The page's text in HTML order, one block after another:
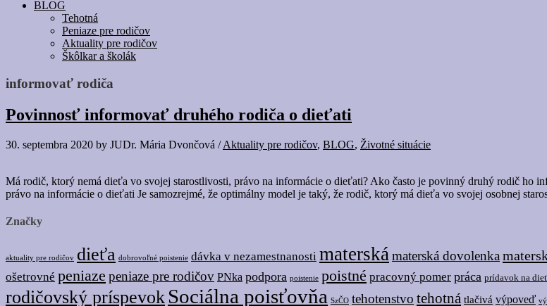
BLOG
Tehotná
Peniaze pre rodičov
Aktuality pre rodičov
Škôlkar a školák
informovať rodiča
Povinnosť informovať druhého rodiča o dieťati
30. septembra 2020 by JUDr. Mária Dvončová /Aktuality pre rodičov, BLOG, Životné situácie
Má rodič, ktorý nemá dieťa vo svojej starostlivosti, právo na informácie o dieťati? Ako často je povinný druhý rodič ho
právo na informácie o dieťati Je samozrejmé, že optimálny model je taký, že rodič, ktorý má dieťa vo svojej osobnej
Značky
aktuality pre rodičov dieťa dobrovoľné poistenie dávka v nezamestnanosti materskámaterská dovolenka
ošetrovné peniaze peniaze pre rodičov PNka podpora poistenie poistné pracovný pomer práca prídavok na
rodičovský príspevok Sociálna poisťovňa SzČO tehotenstvo tehotná tlačivá výpoveď